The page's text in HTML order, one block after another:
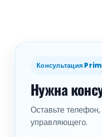
Консультация
Нужна
Оставьте
управляющего.